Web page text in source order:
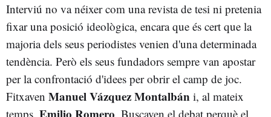
Interviú no va néixer com una revista de tesi ni pretenia
fixar una posició ideològica, encara que és cert que la
majoria dels seus periodistes venien d'una determinada
tendència. Però els seus fundadors sempre van apostar
per la confrontació d'idees per obrir el camp de joc.
Fitxaven Manuel Vázquez Montalbán i, al mateix
temps, Emilio Romero . Buscaven el debat perquè el